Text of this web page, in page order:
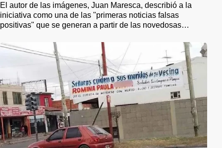
El autor de las imágenes, Juan Maresca, describió a la
iniciativa como una de las "primeras noticias falsas
positivas" que se generan a partir de las novedosas
proyecto no solo busca reconstruir una historia olvidada o
ignorada, sino que aspira a unir a la comunidad en la
remembranza de un pasado compartido", puntualizó.